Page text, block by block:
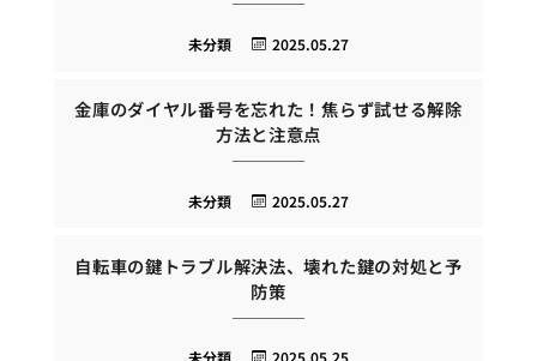
2025.05.27
未分類
金庫のダイヤル番号を忘れた！焦らず試せる解除
方法と注意点
2025.05.27
未分類
自転車の鍵トラブル解決法、壊れた鍵の対処と予
防策